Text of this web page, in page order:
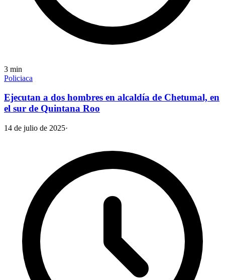
3 min
Policiaca
Ejecutan a dos hombres en alcaldía de Chetumal, en
el sur de Quintana Roo
14 de julio de 2025·